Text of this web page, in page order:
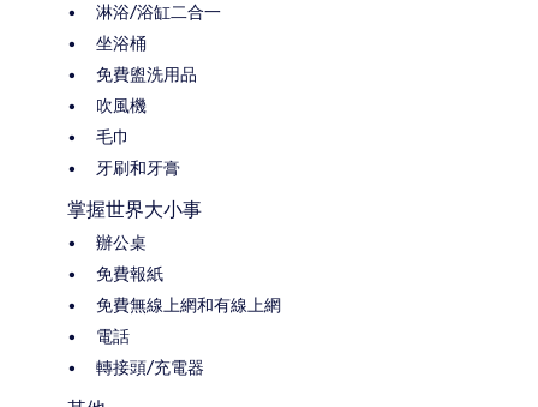
淋浴/浴缸二合一
坐浴桶
免費盥洗用品
吹風機
毛巾
牙刷和牙膏
掌握世界大小事
辦公桌
免費報紙
免費無線上網和有線上網
電話
轉接頭/充電器